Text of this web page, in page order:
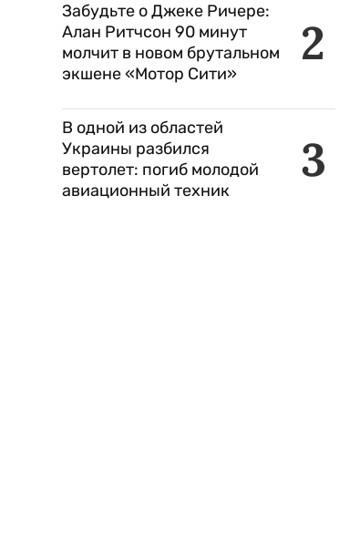
2
Забудьте о Джеке Ричере:
Алан Ритчсон 90 минут
молчит в новом брутальном
экшене «Мотор Сити»
3
В одной из областей
Украины разбился
вертолет: погиб молодой
авиационный техник